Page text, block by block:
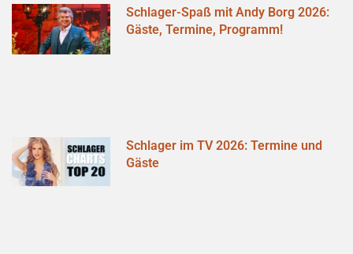
Schlager-Spaß mit Andy Borg 2026:
Gäste, Termine, Programm!
Schlager im TV 2026: Termine und
Gäste